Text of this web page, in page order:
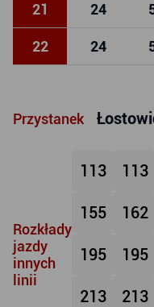
21 24
22 24
Przystanek
Rozkłady
jazdy
innych
linii
113 113
155 162
195 195
213 213